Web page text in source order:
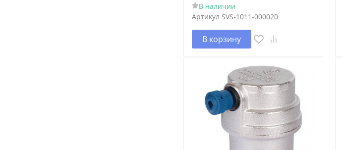
В наличии
Артикул SVS-1011-000020
В корзину